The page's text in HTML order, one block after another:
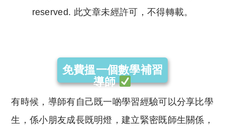
reserved. 此文章未經許可，不得轉載。
免費搵一個數學補習
導師
有時候，導師有自己既一啲學習經驗可以分享比學
生，係小朋友成長既明燈，建立緊密既師生關係，